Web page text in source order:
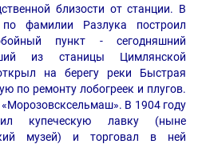
близости от станции. В
фамилии Разлука построил
пункт - сегодняшний
из станицы Цимлянской
на берегу реки Быстрая
по ремонту лобогреек и плугов.
В 1904 году
купеческую лавку (ныне
музей) и торговал в ней